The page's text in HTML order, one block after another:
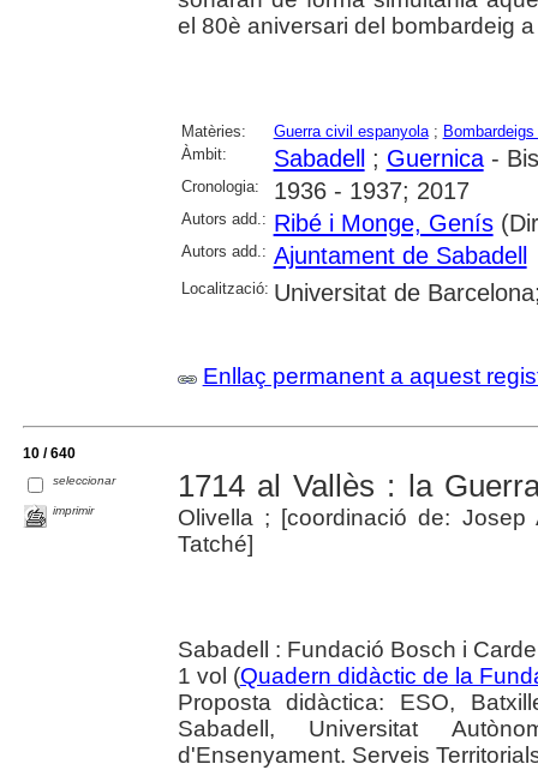
el 80è aniversari del bombardeig
Matèries: Guerra civil espanyola;
Àmbit:
Sabadell ; Guernica-
Cronologia: 1936 - 1937; 2017
Autors add.: Ribé i Monge, Genís
Autors add.: Ajuntament de Sabadell
Localització: Universitat de
Enllaç permanent a aquest
10 / 640
seleccionar
imprimir
1714 al Vallès : la
Olivella ; [coordinació de: Josep
Tatché]
Sabadell : Fundació Bosch i
1 vol (Quadern didàctic de la
Proposta didàctica: ESO,
Sabadell, Universitat
d'Ensenyament. Serveis